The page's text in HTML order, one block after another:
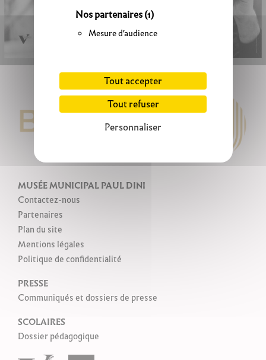
Nos partenaires(1)
Mesure d'audience
Tout accepter
Tout refuser
Personnaliser
MUSÉE MUNICIPAL PAUL DINI
Contactez-nous
Partenaires
Plan du site
Mentions légales
Politique de confidentialité
PRESSE
Communiqués et dossiers de presse
SCOLAIRES
Dossier pédagogique